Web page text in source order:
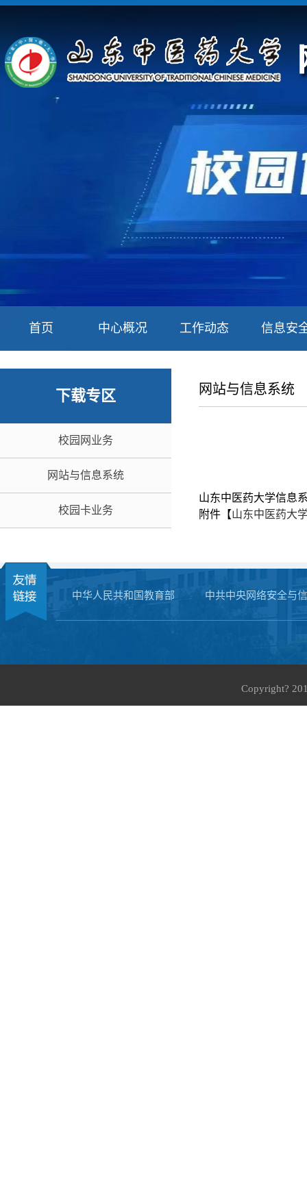
首页 中心概况 工作动态 信息安
下载专区
校园网业务
网站与信息系统
校园卡业务
网站与信息系统
山东中医药大学信息
附件【山东中医药大
中华人民共和国教育部 中共中央网络安全与
Copyright?